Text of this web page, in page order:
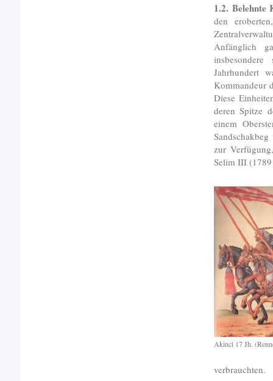
1.2. Belehnte
den
Anfänglich
Jahrhundert
Kommandeur
Diese
deren Spitze
einem
zur
Selim III
Akinci 17 Jh.
verbrauchten.